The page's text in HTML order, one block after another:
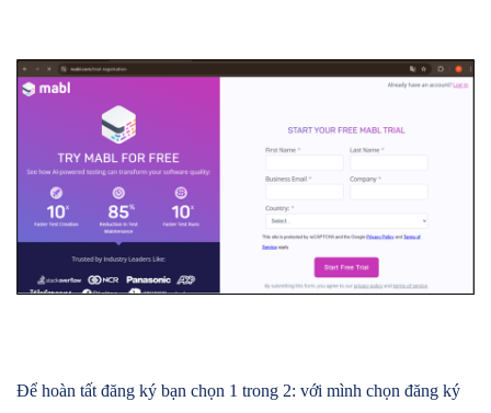
Để hoàn tất đăng ký bạn chọn 1 trong 2: với mình chọn đăng ký